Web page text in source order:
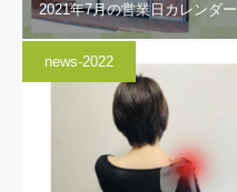
2021年7月の営業日カレンダー
news-2022